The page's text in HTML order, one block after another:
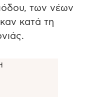
των νέων
κατά τη